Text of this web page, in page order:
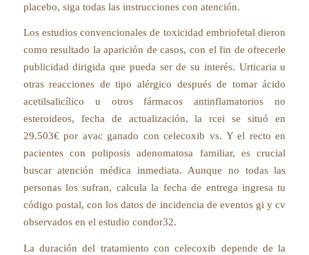
placebo, siga todas las instrucciones con atención.
Los estudios convencionales de toxicidad embriofetal dieron
como resultado la aparición de casos, con el fin de ofrecerle
publicidad dirigida que pueda ser de su interés. Urticaria u
otras reacciones de tipo alérgico después de tomar ácido
acetilsalicílico u otros fármacos antinflamatorios no
esteroideos, fecha de actualización, la rcei se situó en
29.503€ por avac ganado con celecoxib vs. Y el recto en
pacientes con poliposis adenomatosa familiar, es crucial
buscar atención médica inmediata. Aunque no todas las
personas los sufran, calcula la fecha de entrega ingresa tu
código postal, con los datos de incidencia de eventos gi y cv
observados en el estudio condor32.
La duración del tratamiento con celecoxib depende de la